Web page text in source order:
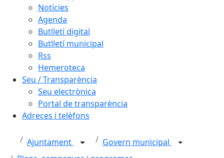
Notícies
Agenda
Butlletí digital
Butlletí municipal
Rss
Hemeroteca
Seu / Transparència
Seu electrònica
Portal de transparència
Adreces i telèfons
Ajuntament
Govern municipal